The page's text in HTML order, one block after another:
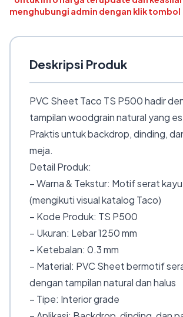
menghubungi admin dengan klik tombol
Deskripsi Produk
PVC Sheet Taco TS P500 hadir
tampilan woodgrain natural yang
Praktis untuk backdrop, dinding,
meja.
Detail Produk:
– Warna & Tekstur: Motif serat kayu
(mengikuti visual katalog Taco)
– Kode Produk: TS P500
– Ukuran: Lebar 1250 mm
– Ketebalan: 0.3 mm
– Material: PVC Sheet bermotif
dengan tampilan natural dan halus
– Tipe: Interior grade